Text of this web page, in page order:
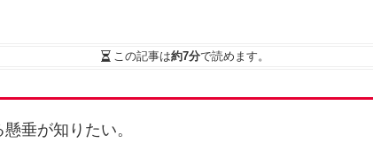
この記事は約7分で読めます。
垂が知りたい。